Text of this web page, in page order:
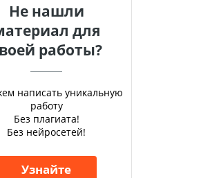
Не нашли
для
работы?
написать уникальную
работу
Без плагиата!
Без нейросетей!
Узнайте